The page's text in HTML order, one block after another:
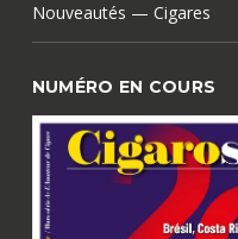
Nouveautés — Cigares
NUMÉRO EN COURS